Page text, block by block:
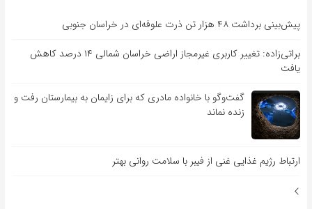
پیش‌بینی برداشت ۴۸ هزار تن ذرت علوفه‌ای در خراسان جنوبی
براتی‌زاده: تغییر کاربری غیرمجاز اراضی خراسان شمالی ۱۴ درصد کاهش
یافت
گفت‌وگو با خانواده مادری که برای زایمان به بیمارستان رفت و
زنده نماند
ارتباط رژیم غذایی غنی از فیبر با سلامت روانی بهتر